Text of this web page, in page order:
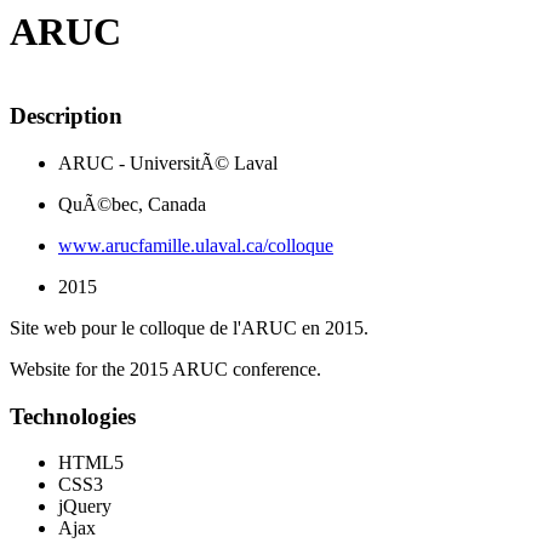
ARUC
Description
ARUC - UniversitÃ© Laval
QuÃ©bec, Canada
www.arucfamille.ulaval.ca/colloque
2015
Site web pour le colloque de l'ARUC en 2015.
Website for the 2015 ARUC conference.
Technologies
HTML5
CSS3
jQuery
Ajax